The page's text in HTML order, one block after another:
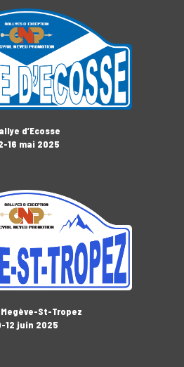
d’Ecosse
16 mai 2025
St-Tropez
12 juin 2025